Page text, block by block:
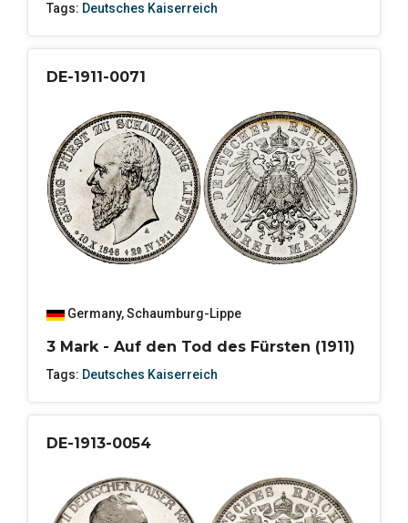
Tags: Deutsches Kaiserreich
DE-1911-0071
Germany,Schaumburg-Lippe
3 Mark - Auf den Tod des Fürsten (1911)
Tags: Deutsches Kaiserreich
DE-1913-0054